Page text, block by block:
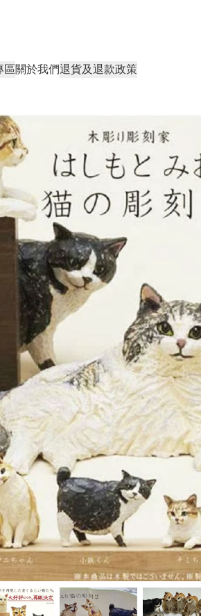
區關於我們退貨及退款政策